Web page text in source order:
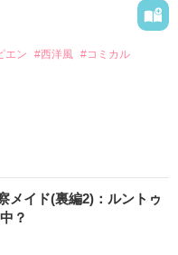
エン #西洋風
#コミカル
に戻った。
のか、少しも気付かず
メイド(裏編2)：ルントゥ
？